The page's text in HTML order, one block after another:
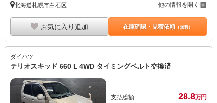
北海道札幌市白石区 他の情報を開く
お気に入り追加 在庫確認・見積依頼（無料）
ダイハツ
テリオスキッド 660 L 4WD タイミングベルト交換済
支払総額 28.8万円